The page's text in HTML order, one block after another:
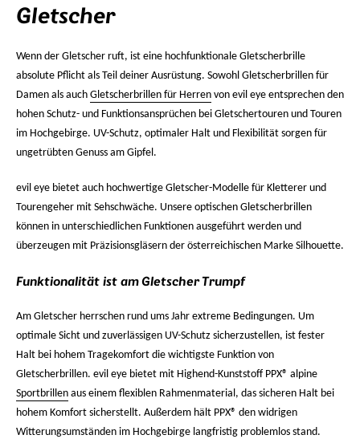
Gletscher
Wenn der Gletscher ruft, ist eine hochfunktionale Gletscherbrille
absolute Pflicht als Teil deiner Ausrüstung. Sowohl Gletscherbrillen für
Damen als auch Gletscherbrillen für Herren von evil eye entsprechen den
hohen Schutz- und Funktionsansprüchen bei Gletschertouren und Touren
im Hochgebirge. UV-Schutz, optimaler Halt und Flexibilität sorgen für
ungetrübten Genuss am Gipfel.
evil eye bietet auch hochwertige Gletscher-Modelle für Kletterer und
Tourengeher mit Sehschwäche. Unsere optischen Gletscherbrillen
können in unterschiedlichen Funktionen ausgeführt werden und
überzeugen mit Präzisionsgläsern der österreichischen Marke Silhouette.
Funktionalität ist am Gletscher Trumpf
Am Gletscher herrschen rund ums Jahr extreme Bedingungen. Um
optimale Sicht und zuverlässigen UV-Schutz sicherzustellen, ist fester
Halt bei hohem Tragekomfort die wichtigste Funktion von
Gletscherbrillen. evil eye bietet mit Highend-Kunststoff PPX® alpine
Sportbrillen aus einem flexiblen Rahmenmaterial, das sicheren Halt bei
hohem Komfort sicherstellt. Außerdem hält PPX® den widrigen
Witterungsumständen im Hochgebirge langfristig problemlos stand.